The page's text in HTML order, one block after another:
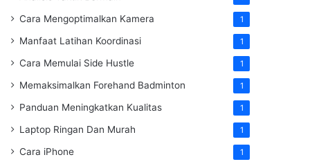
Cara Mengoptimalkan Kamera 1
Manfaat Latihan Koordinasi 1
Cara Memulai Side Hustle 1
Memaksimalkan Forehand Badminton 1
Panduan Meningkatkan Kualitas 1
Laptop Ringan Dan Murah 1
Cara iPhone 1